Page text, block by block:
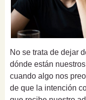
No se trata de dejar
dónde están
cuando algo nos
de que la intención